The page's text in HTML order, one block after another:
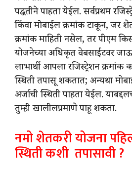
पद्धतीने पाहता येईल. सर्वप्रथम
किंवा मोबाईल क्रमांक टाकून, जर
क्रमांक माहिती नसेल, तर पीएम
योजनेच्या अधिकृत वेबसाईटवर
लाभार्थी आपला रजिस्ट्रेशन क्रमांक
स्थिती तपासू शकतात; अन्यथा
अर्जाची स्थिती पाहता येईल.
तुम्ही खालीलप्रमाणे पाहू शकता.
नमो शेतकरी योजना
स्थिती कशी तपासावी ?